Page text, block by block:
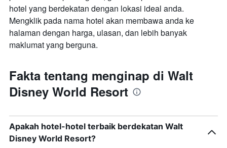
hotel yang berdekatan dengan lokasi ideal anda.
Mengklik pada nama hotel akan membawa anda ke
halaman dengan harga, ulasan, dan lebih banyak
maklumat yang berguna.
Fakta tentang menginap di Walt
Disney World Resort
Apakah hotel-hotel terbaik berdekatan Walt
Disney World Resort?